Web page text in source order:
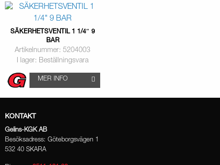
SÄKERHETSVENTIL 1 1/4″ 9
BAR
Artikelnummer: 5204003
I lager: Beställningsvara
MER INFO
KONTAKT
Gelins-KGK AB
Besöksadress: Göteborgsvägen 1
532 40 SKARA